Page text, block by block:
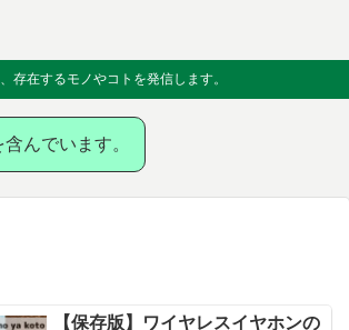
存在するモノやコトを発信します。
んでいます。
【保存版】ワイヤレスイヤホンの